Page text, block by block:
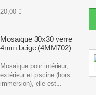
20,00 €
Mosaïque 30x30 verre
4mm beige (4MM702)
Mosaïque pour intérieur,
extérieur et piscine (hors
immersion), elle est...